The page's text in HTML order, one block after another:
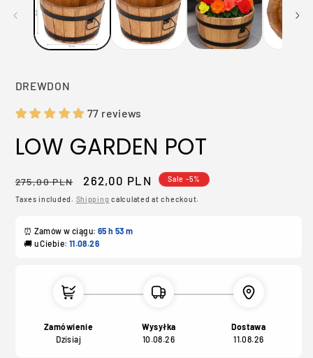
DREWDON
77 reviews
LOW GARDEN POT
Regular
price
275,00 PLN
Sale
price
262,00 PLN Sale -5%
Taxes included. Shipping calculated at checkout.
⏰ Zamów w ciągu: 65 h 53 m
🚚 u Ciebie: 11.08.26
Zamówienie
Dzisiaj
Wysyłka
10.08.26
Dostawa
11.08.26